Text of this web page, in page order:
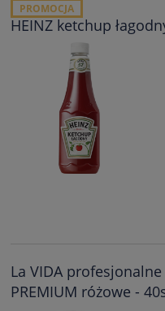
HEINZ ketchup
PROMOCJA
La VIDA
PREMIUM różowe -